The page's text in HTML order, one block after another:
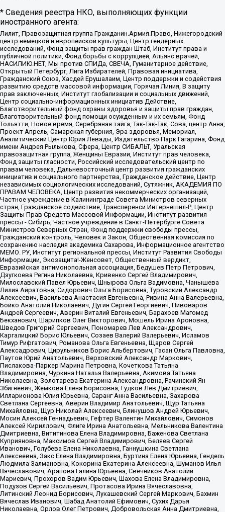
* Сведения реестра НКО, выполняющих функции
иностранного агента:
Лилит, Правозащитная группа Гражданин.Армия.Право, Нижегородский
центр немецкой и европейской культуры, Центр гендерных
исследований, Фонд защиты прав граждан Штаб, Институт права и
публичной политики, Фонд борьбы с коррупцией, Альянс врачей,
НАСИЛИЮ.НЕТ, Мы против СПИДа, СВЕЧА, Гуманитарное действие,
Открытый Петербург, Лига Избирателей, Правовая инициатива,
Гражданский Союз, Хасдей Ерушалаим, Центр поддержки и содействия
развитию средств массовой информации, Горячая Линия, В защиту
прав заключенных, Институт глобализации и социальных движений,
Центр социально-информационных инициатив Действие,
Благотворительный фонд охраны здоровья и защиты прав граждан,
Благотворительный фонд помощи осужденным и их семьям, Фонд
Тольятти, Новое время, Серебряная тайга, Так-Так-Так, Сова, центр Анна,
Проект Апрель, Самарская губерния, Эра здоровья, Мемориал,
Аналитический Центр Юрия Левады, Издательство Парк Гагарина, Фонд
имени Андрея Рылькова, Сфера, Центр СИБАЛЬТ, Уральская
правозащитная группа, Женщины Евразии, Институт прав человека,
Фонд защиты гласности, Российский исследовательский центр по
правам человека, Дальневосточный центр развития гражданских
инициатив и социального партнерства, Гражданское действие, Центр
независимых социологических исследований, Сутяжник, АКАДЕМИЯ ПО
ПРАВАМ ЧЕЛОВЕКА, Центр развития некоммерческих организаций,
Частное учреждение в Калининграде Совета Министров северных
стран, Гражданское содействие, Трансперенси Интернешнл-Р, Центр
Защиты Прав Средств Массовой Информации, Институт развития
прессы - Сибирь, Частное учреждение в Санкт-Петербурге Совета
Министров Северных Стран, Фонд поддержки свободы прессы,
Гражданский контроль, Человек и Закон, Общественная комиссия по
сохранению наследия академика Сахарова, Информационное агентство
МЕМО. РУ, Институт региональной прессы, Институт Развития Свободы
Информации, Экозащита!-Женсовет, Общественный вердикт,
Евразийская антимонопольная ассоциация, Бедушев Петр Петрович,
Дзугкоева Регина Николаевна, Кривенко Сергей Владимирович,
Милославский Павел Юрьевич, Шнырова Ольга Вадимовна, Чанышева
Лилия Айратовна, Сидорович Ольга Борисовна, Туровский Александр
Алексеевич, Васильева Анастасия Евгеньевна, Ривина Анна Валерьевна,
Бойко Анатолий Николаевич, Дугин Сергей Георгиевич, Пивоваров
Андрей Сергеевич, Аверин Виталий Евгеньевич, Барахоев Магомед
Бекханович, Шарипков Олег Викторович, Мошель Ирина Ароновна,
Шведов Григорий Сергеевич, Пономарев Лев Александрович,
Каргалицкий Борис Юльевич, Созаев Валерий Валерьевич, Исламов
Тимур Рифгатович, Романова Ольга Евгеньевна, Щаров Сергей
Алексадрович, Цирульников Борис Альбертович, Гасан Ольга Павловна,
Паутов Юрий Анатольевич, Верховский Александр Маркович,
Пислакова-Паркер Марина Петровна, Кочеткова Татьяна
Владимировна, Чуркина Наталья Валерьевна, Акимова Татьяна
Николаевна, Золотарева Екатерина Александровна, Рачинский Ян
Збигневич, Жемкова Елена Борисовна, Гудков Лев Дмитриевич,
Илларионова Юлия Юрьевна, Саранг Анна Васильевна, Захарова
Светлана Сергеевна, Аверин Владимир Анатольевич, Щур Татьяна
Михайловна, Щур Николай Алексеевич, Блинушов Андрей Юрьевич,
Мосин Алексей Геннадьевич, Гефтер Валентин Михайлович, Симонов
Алексей Кириллович, Флиге Ирина Анатольевна, Мельникова Валентина
Дмитриевна, Вититинова Елена Владимировна, Баженова Светлана
Куприяновна, Максимов Сергей Владимирович, Беляев Сергей
Иванович, Голубева Елена Николаевна, Ганнушкина Светлана
Алексеевна, Закс Елена Владимировна, Буртина Елена Юрьевна, Гендель
Людмила Залмановна, Кокорина Екатерина Алексеевна, Шуманов Илья
Вячеславович, Арапова Галина Юрьевна, Свечников Анатолий
Мариевич, Прохоров Вадим Юрьевич, Шахова Елена Владимировна,
Подузов Сергей Васильевич, Протасова Ирина Вячеславовна,
Литинский Леонид Борисович, Лукашевский Сергей Маркович, Бахмин
Вячеслав Иванович, Шабад Анатолий Ефимович, Сухих Дарья
Николаевна, Орлов Олег Петрович, Добровольская Анна Дмитриевна,